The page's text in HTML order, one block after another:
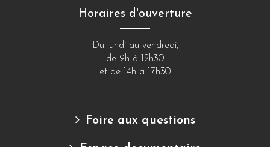
Horaires d'ouverture
Du lundi au vendredi,
de 9h à 12h30
et de 14h à 17h30
Foire aux questions